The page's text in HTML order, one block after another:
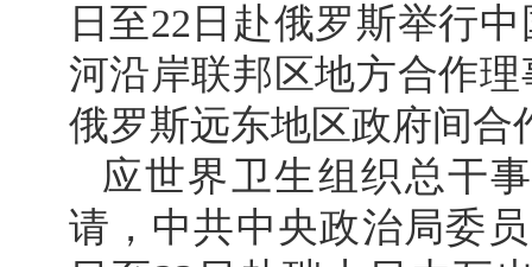
日至22日赴俄罗斯举行
河沿岸联邦区地方合作
俄罗斯远东地区政府间合
应世界卫生组织总干
请，中共中央政治局委